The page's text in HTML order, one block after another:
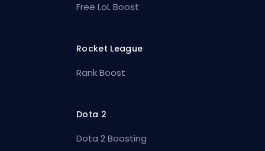
Free LoL Boost
Rocket League
Rank Boost
Dota 2
Dota 2 Boosting